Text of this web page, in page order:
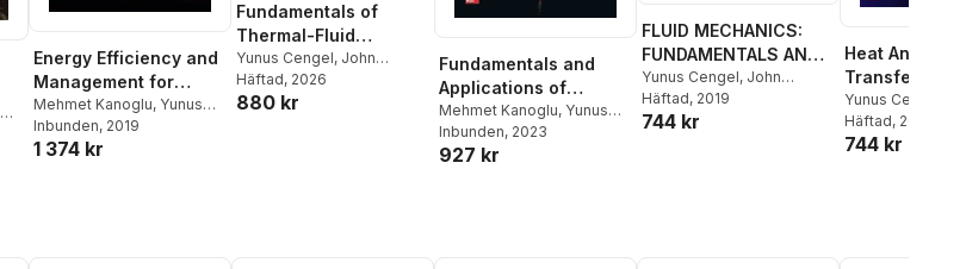
Energy Efficiency and
Management for
Engineers
Mehmet Kanoglu, Yunus
Cengel
Inbunden, 2019
1 374 kr
Fundamentals of
Thermal-Fluid
Sciences: 2026
Release ISE
Yunus Cengel, John
Cimbala,Afshin Ghajar
Häftad, 2026
880 kr
Fundamentals and
Applications of
Renewable Energy,
Second Edition
Mehmet Kanoglu, Yunus
Cengel,John Cimbala
Inbunden, 2023
927 kr
FLUID MECHANICS:
FUNDAMENTALS AND
APPLICATIONS, SI
Yunus Cengel, John
Cimbala
Häftad, 2019
744 kr
Heat And
Transfer, 6th
Si Units
Yunus Cengel
Ghajar
Häftad, 2020
744 kr